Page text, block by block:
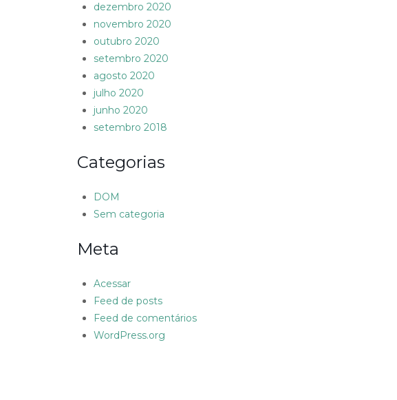
dezembro 2020
novembro 2020
outubro 2020
setembro 2020
agosto 2020
julho 2020
junho 2020
setembro 2018
Categorias
DOM
Sem categoria
Meta
Acessar
Feed de posts
Feed de comentários
WordPress.org